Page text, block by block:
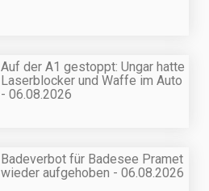
Auf der A1 gestoppt: Ungar hatte
Laserblocker und Waffe im Auto
- 06.08.2026
Badeverbot für Badesee Pramet
wieder aufgehoben - 06.08.2026